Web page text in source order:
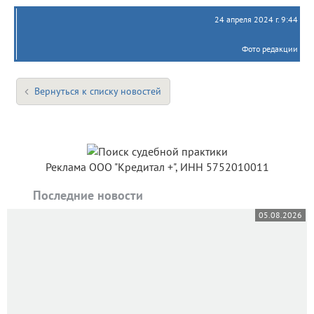
24 апреля 2024 г. 9:44
Фото редакции
Вернуться к списку новостей
Реклама ООО "Кредитал +", ИНН 5752010011
Последние новости
05.08.2026